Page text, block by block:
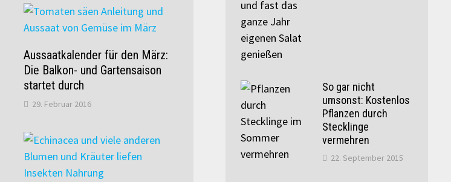
Aussaatkalender für den März:
Die Balkon- und Gartensaison
startet durch
29. Februar 2016
So gar nicht
umsonst: Kostenlos
Pflanzen durch
Stecklinge
vermehren
22. September 2015